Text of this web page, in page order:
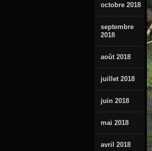
octobre 2018
septembre
2018
août 2018
juillet 2018
juin 2018
mai 2018
avril 2018